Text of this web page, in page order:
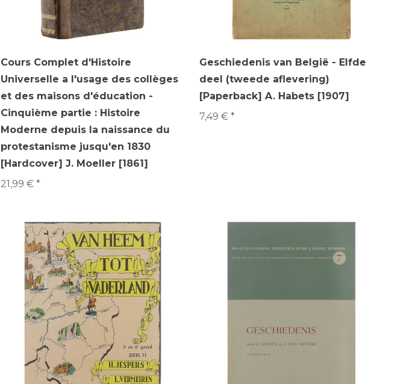
Cours Complet d'Histoire
Universelle a l'usage des collèges
et des maisons d'éducation -
Cinquième partie : Histoire
Moderne depuis la naissance du
protestanisme jusqu'en 1830
[Hardcover] J. Moeller [1861]
21,99 € *
Geschiedenis van België - Elfde
deel (tweede aflevering)
[Paperback] A. Habets [1907]
7,49 € *